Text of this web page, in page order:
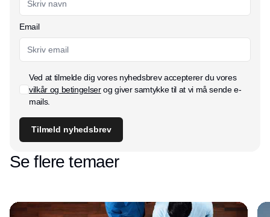
Email
Ved at tilmelde dig vores nyhedsbrev accepterer du vores
vilkår og betingelserog giver samtykke til at vi må sende e-
mails.
Tilmeld nyhedsbrev
Se flere temaer